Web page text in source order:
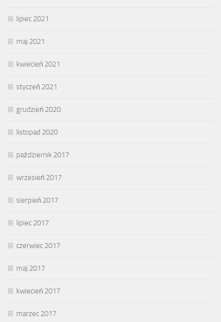
lipiec 2021
maj 2021
kwiecień 2021
styczeń 2021
grudzień 2020
listopad 2020
październik 2017
wrzesień 2017
sierpień 2017
lipiec 2017
czerwiec 2017
maj 2017
kwiecień 2017
marzec 2017